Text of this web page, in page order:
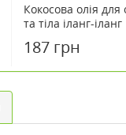
Кокосова олія
та тіла іланг-
187 грн